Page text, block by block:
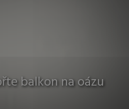
balkon na oázu